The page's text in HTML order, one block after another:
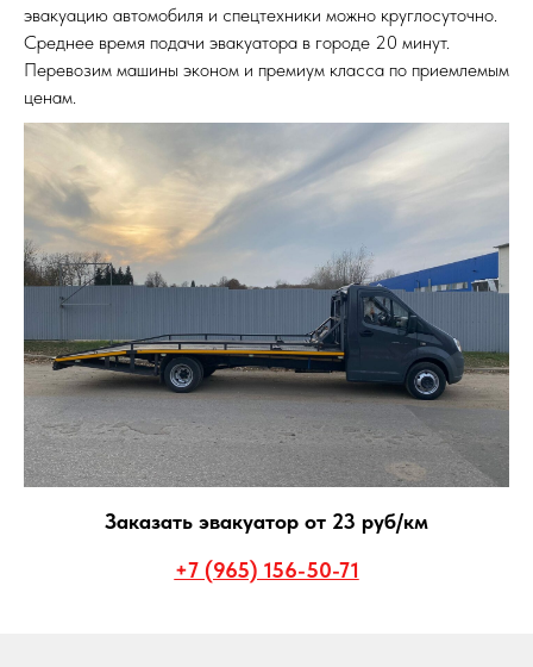
эвакуацию автомобиля и спецтехники можно круглосуточно.
Среднее время подачи эвакуатора в городе 20 минут.
Перевозим машины эконом и премиум класса по приемлемым
ценам.
Заказать эвакуатор от 23 руб/км
+7 (965) 156-50-71